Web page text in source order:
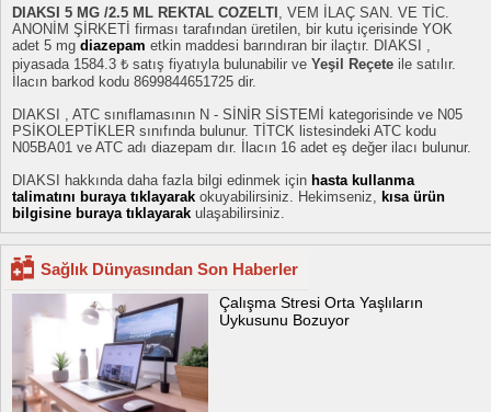
DIAKSI 5 MG /2.5 ML REKTAL COZELTI , VEM İLAÇ SAN. VE TİC.
ANONİM ŞİRKETİ firması tarafından üretilen, bir kutu içerisinde YOK
adet 5 mg diazepam etkin maddesi barındıran bir ilaçtır. DIAKSI ,
piyasada 1584.3 ₺ satış fiyatıyla bulunabilir ve Yeşil Reçete ile satılır.
İlacın barkod kodu 8699844651725 dir.
DIAKSI , ATC sınıflamasının N - SİNİR SİSTEMİ kategorisinde ve N05
PSİKOLEPTİKLER sınıfında bulunur. TİTCK listesindeki ATC kodu
N05BA01 ve ATC adı diazepam dır. İlacın 16 adet eş değer ilacı bulunur.
DIAKSI hakkında daha fazla bilgi edinmek için hasta kullanma
talimatını buraya tıklayarak okuyabilirsiniz. Hekimseniz, kısa ürün
bilgisine buraya tıklayarak ulaşabilirsiniz.
Sağlık Dünyasından Son Haberler
Çalışma Stresi Orta Yaşlıların
Uykusunu Bozuyor